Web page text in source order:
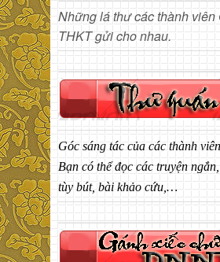
Những lá thư các thành viên
THKT gửi cho nhau.
Góc sáng tác của các thành
Bạn có thể đọc các truyện
tùy bút, bài khảo cứu,…